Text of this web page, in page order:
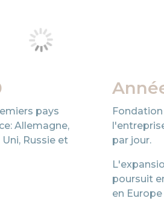
pays
Allemagne,
Russie et
par jour.
poursuit
en